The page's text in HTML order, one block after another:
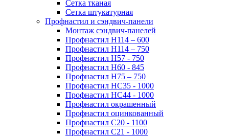
Сетка тканая
Сетка штукатурная
Профнастил и сэндвич-панели
Монтаж сэндвич-панелей
Профнастил Н114 – 600
Профнастил Н114 – 750
Профнастил Н57 - 750
Профнастил Н60 - 845
Профнастил Н75 – 750
Профнастил НС35 - 1000
Профнастил НС44 - 1000
Профнастил окрашенный
Профнастил оцинкованный
Профнастил С20 - 1100
Профнастил С21 - 1000